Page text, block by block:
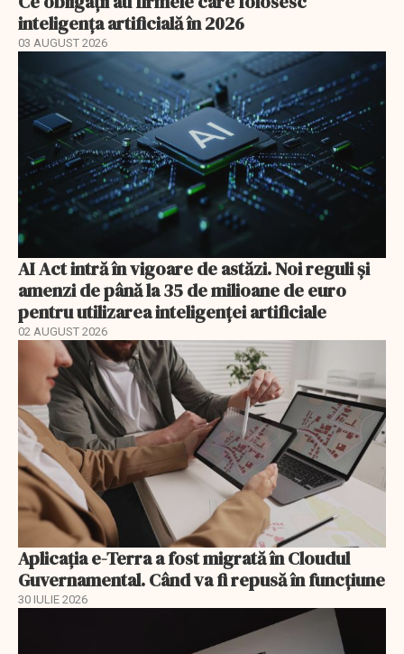
inteligența artificială în 2026
03 AUGUST 2026
AI Act intră în vigoare de astăzi. Noi reguli și
amenzi de până la 35 de milioane de euro
pentru utilizarea inteligenței artificiale
02 AUGUST 2026
Aplicația e-Terra a fost migrată în Cloudul
Guvernamental. Când va fi repusă în funcțiune
30 IULIE 2026